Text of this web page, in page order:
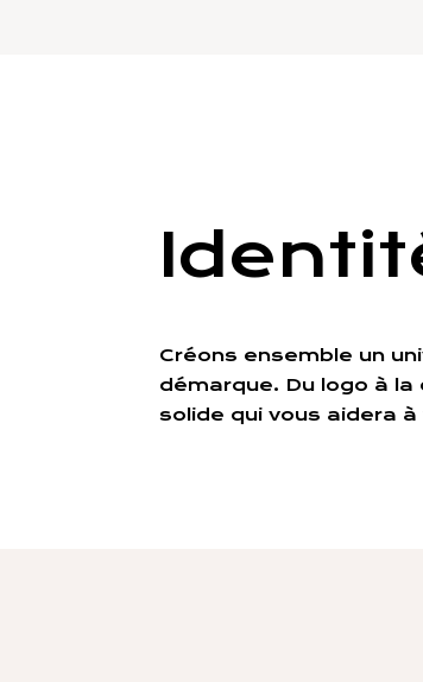
Créons ensemble un
démarque. Du logo à
solide qui vous aidera à